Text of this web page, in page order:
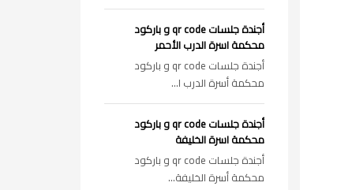
أجندة جلسات qr code و باركود
محكمة اسرة الدرب الأحمر
أجندة جلسات qr code و باركود
محكمة أسرة الدرب ا...
أجندة جلسات qr code و باركود
محكمة اسرة الخليفة
أجندة جلسات qr code و باركود
محكمة أسرة الخليفة...